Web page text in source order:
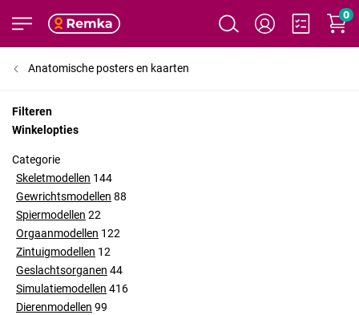
0
Anatomische posters en kaarten
Filteren
Winkelopties
Categorie
Skeletmodellen 144
Gewrichtsmodellen 88
Spiermodellen 22
Orgaanmodellen 122
Zintuigmodellen 12
Geslachtsorganen 44
Simulatiemodellen 416
Dierenmodellen 99